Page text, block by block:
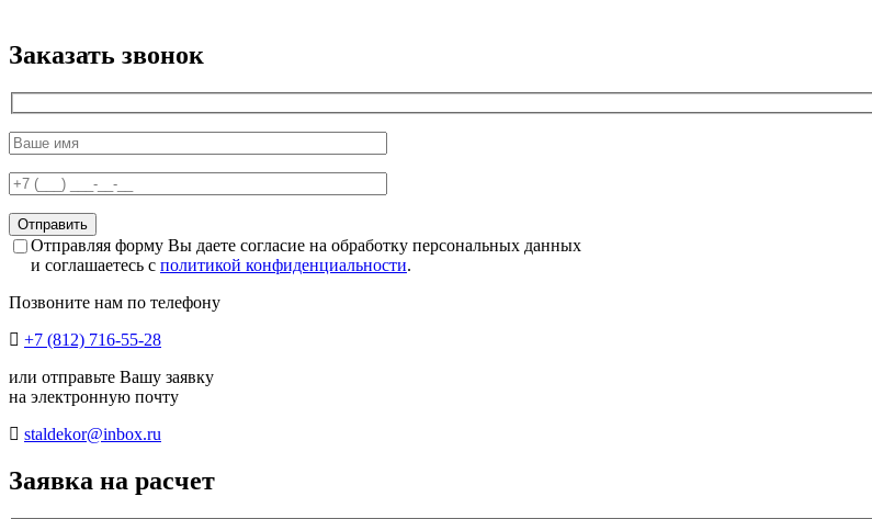
Заказать звонок
Отправляя форму Вы даете согласие на обработку персональных данных
и соглашаетесь с политикой конфиденциальности.
Позвоните нам по телефону
+7 (812) 716-55-28
или отправьте Вашу заявку
на электронную почту
staldekor@inbox.ru
Заявка на расчет